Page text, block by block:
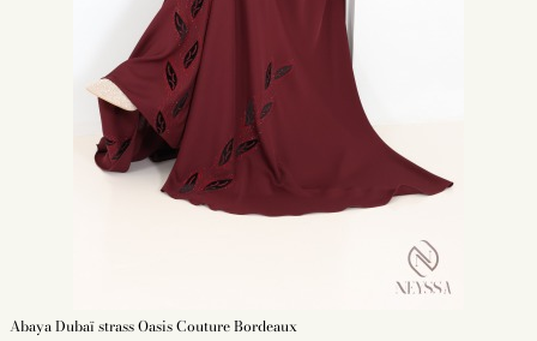
Abaya Dubaï strass Oasis Couture Bordeaux